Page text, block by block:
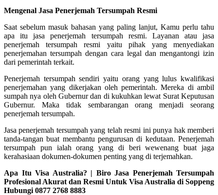
Mengenal Jasa Penerjemah Tersumpah Resmi
Saat sebelum masuk bahasan yang paling lanjut, Kamu perlu tahu
apa itu jasa penerjemah tersumpah resmi. Layanan atau jasa
penerjemah tersumpah resmi yaitu pihak yang menyediakan
penerjemahan tersumpah dengan cara legal dan mengantongi izin
dari pemerintah terkait.
Penerjemah tersumpah sendiri yaitu orang yang lulus kwalifikasi
penerjemahan yang dikerjakan oleh pemerintah. Mereka di ambil
sumpah nya oleh Gubernur dan di kukuhkan lewat Surat Keputusan
Gubernur. Maka tidak sembarangan orang menjadi seorang
penerjemah tersumpah.
Jasa penerjemah tersumpah yang telah resmi ini punya hak memberi
tanda-tangan buat membantu pengurusan di kedutaan. Penerjemah
tersumpah pun ialah orang yang di beri wewenang buat jaga
kerahasiaan dokumen-dokumen penting yang di terjemahkan.
Apa Itu Visa Australia? | Biro Jasa Penerjemah Tersumpah
Profesional Akurat dan Resmi Untuk Visa Australia di Soppeng
Hubungi 0877 2768 8883